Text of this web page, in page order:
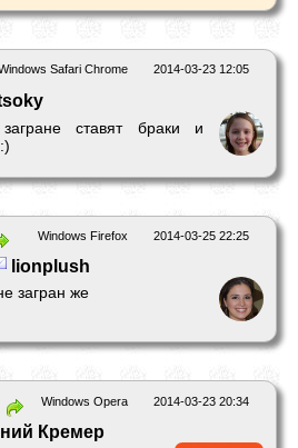
2014-03-23 12:05
Safari Chrome
ставят браки и
2014-03-25 22:25
Windows Firefox
lionplush
загран же
2014-03-23 20:34
Windows Opera
Кремер